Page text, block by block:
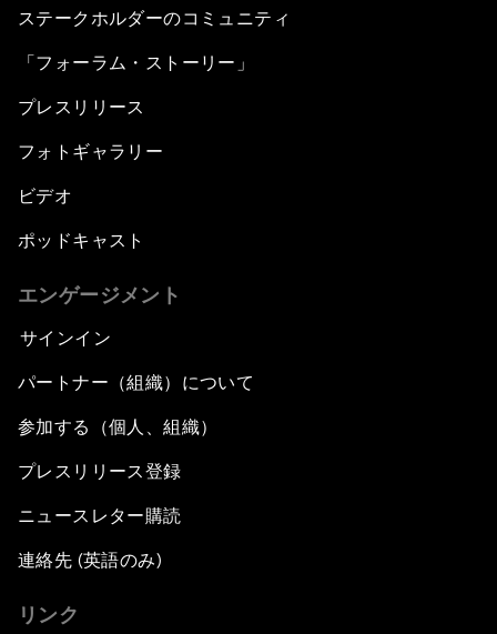
ステークホルダーのコミュニティ
「フォーラム・ストーリー」
プレスリリース
フォトギャラリー
ビデオ
ポッドキャスト
エンゲージメント
サインイン
パートナー（組織）について
参加する（個人、組織）
プレスリリース登録
ニュースレター購読
連絡先 (英語のみ)
リンク